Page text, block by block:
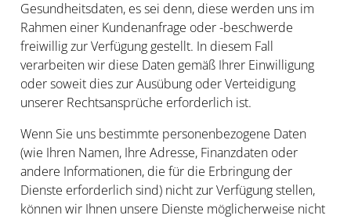
Gesundheitsdaten, es sei denn, diese werden uns im
Rahmen einer Kundenanfrage oder -beschwerde
freiwillig zur Verfügung gestellt. In diesem Fall
verarbeiten wir diese Daten gemäß Ihrer Einwilligung
oder soweit dies zur Ausübung oder Verteidigung
unserer Rechtsansprüche erforderlich ist.
Wenn Sie uns bestimmte personenbezogene Daten
(wie Ihren Namen, Ihre Adresse, Finanzdaten oder
andere Informationen, die für die Erbringung der
Dienste erforderlich sind) nicht zur Verfügung stellen,
können wir Ihnen unsere Dienste möglicherweise nicht